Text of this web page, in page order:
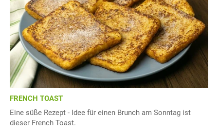
FRENCH TOAST
Eine süße Rezept - Idee für einen Brunch am Sonntag ist
dieser French Toast.